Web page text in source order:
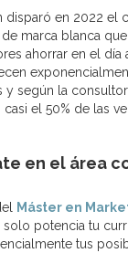
disparó en 2022 el
marca blanca
ahorrar en el día
y según la
casi el 50% de las
en el área
Máster en
solo potencia tu
tus